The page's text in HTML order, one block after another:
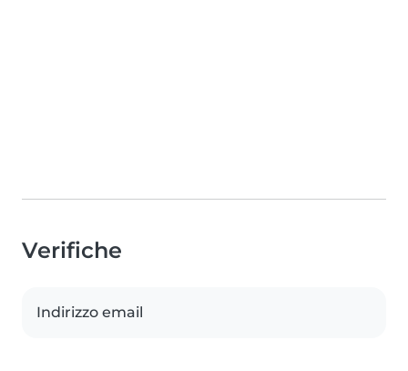
Verifiche
Indirizzo email